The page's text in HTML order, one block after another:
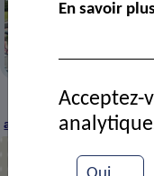
aérienne de la ville
> CADRE DE
artisans
>STEF TFE
En savoir plus
Acceptez-